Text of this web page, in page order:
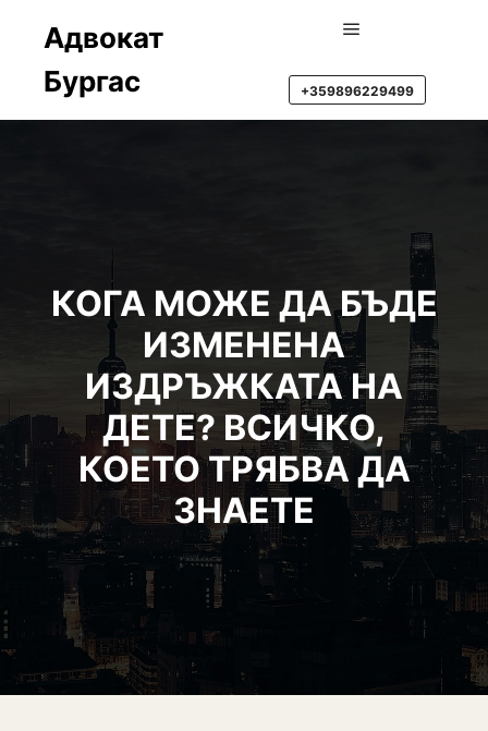
Адвокат
Бургас
+359896229499
КОГА МОЖЕ ДА БЪДЕ
ИЗМЕНЕНА
ИЗДРЪЖКАТА НА
ДЕТЕ? ВСИЧКО,
КОЕТО ТРЯБВА ДА
ЗНАЕТЕ